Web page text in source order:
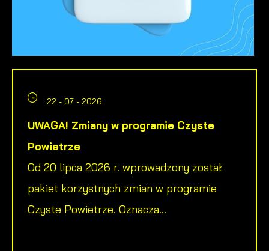
22 - 07 - 2026
UWAGA! Zmiany w programie Czyste
Powietrze
Od 20 lipca 2026 r. wprowadzony został
pakiet korzystnych zmian w programie
Czyste Powietrze. Oznacza...